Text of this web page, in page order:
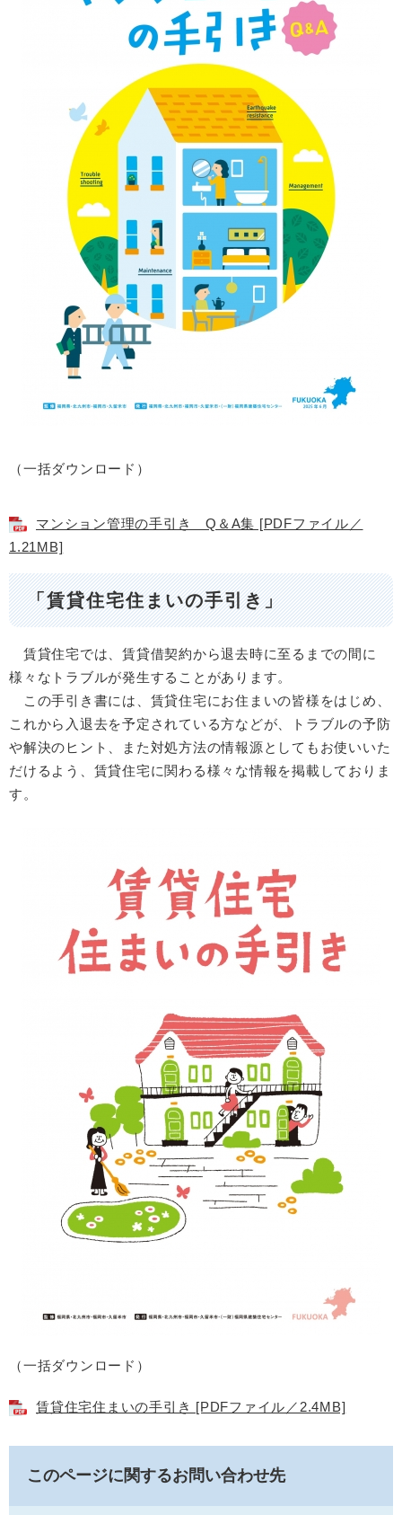
（一括ダウンロード）
マンション管理の手引き Q＆A集 [PDFファイル／
1.21MB]
「賃貸住宅住まいの手引き」
賃貸住宅では、賃貸借契約から退去時に至るまでの間に
様々なトラブルが発生することがあります。
この手引き書には、賃貸住宅にお住まいの皆様をはじめ、
これから入退去を予定されている方などが、トラブルの予防
や解決のヒント、また対処方法の情報源としてもお使いいた
だけるよう、賃貸住宅に関わる様々な情報を掲載しておりま
す。
（一括ダウンロード）
賃貸住宅住まいの手引き [PDFファイル／2.4MB]
このページに関するお問い合わせ先